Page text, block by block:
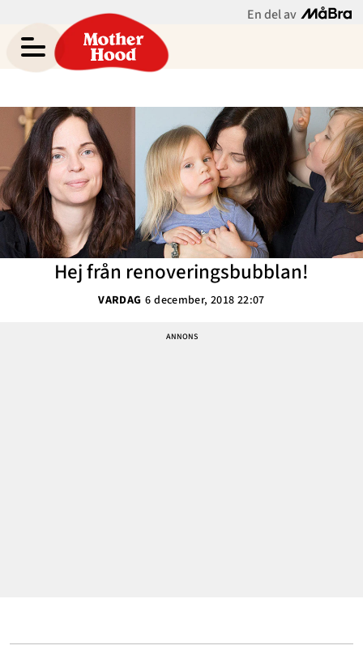
En del av
Bebis & Småbarn
Skolbarn
Tonåringar
Mammaliv
Bloggar
Elisabeth Lindroths blogg
Hem
Om
Kategorier
Arkiv
Kontakt
Hej från renoveringsbubblan!
VARDAG 6 december, 2018 22:07